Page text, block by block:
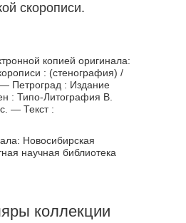
скорописи.
копией оригинала:
: (стенография) /
Петроград : Издание
: Типо-Литография В.
— Текст :
Новосибирская
научная библиотека
коллекции